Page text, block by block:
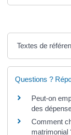
Textes de
Questions ?
Peut-on
des
Comment
matrimonial